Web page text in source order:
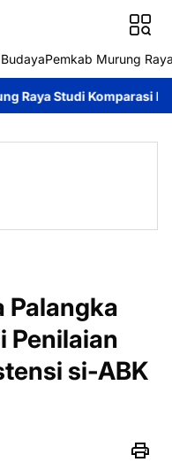
Pemkab Murung
Komparasi ke DPRD
Palangka
Penilaian
si-ABK